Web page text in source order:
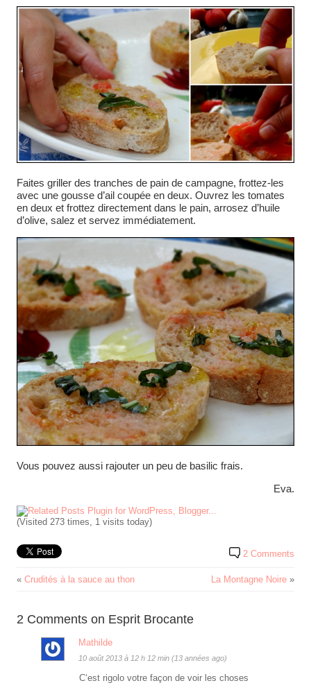
Faites griller des tranches de pain de campagne, frottez-les
avec une gousse d’ail coupée en deux. Ouvrez les tomates
en deux et frottez directement dans le pain, arrosez d’huile
d’olive, salez et servez immédiatement.
Vous pouvez aussi rajouter un peu de basilic frais.
Eva.
(Visited 273 times, 1 visits today)
2 Comments
« Crudités à la sauce au thon La Montagne Noire »
2 Comments on Esprit Brocante
Mathilde
10 août 2013 à 12 h 12 min (13 années ago)
C‘est rigolo votre façon de voir les choses